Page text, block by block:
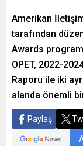
Amerikan
tarafından
Awards
OPET, 2022-
Raporu ile iki
alanda önemli
Paylaş